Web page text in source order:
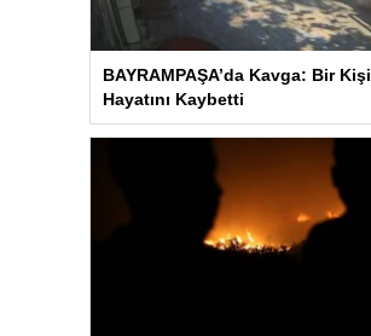
BAYRAMPAŞA’da Kavga: Bir Kişi
Hayatını Kaybetti